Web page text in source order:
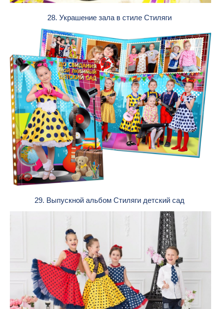
28. Украшение зала в стиле Стиляги
29. Выпускной альбом Стиляги детский сад